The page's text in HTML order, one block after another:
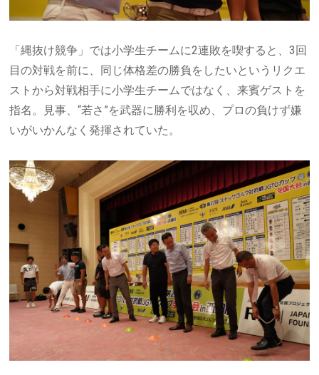
「縄抜け競争」では小学生チームに2連敗を喫すると、3 回
目の対戦を前に、同じ体格差の勝負をしたいというリクエ
ストから対戦相手に小学生チームではなく、来賓ゲストを
指名。見事、“若さ ”を武器に勝利を収め、プロの負けず嫌
いがいかんなく発揮されていた。